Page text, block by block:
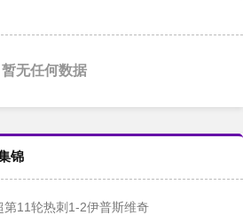
暂无任何数据
锦
第11轮热刺1-2伊普斯维奇